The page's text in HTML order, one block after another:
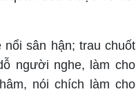
sân hận; trau chuốt
người nghe, làm cho
nói chích làm cho